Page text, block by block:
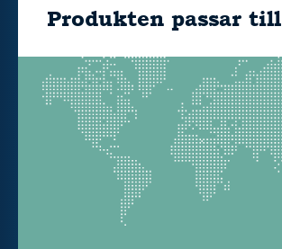
Produkten passar till